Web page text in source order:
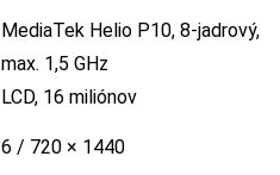
MediaTek Helio P10, 8-jadrový,
max. 1,5 GHz
LCD, 16 miliónov
6 / 720 × 1440